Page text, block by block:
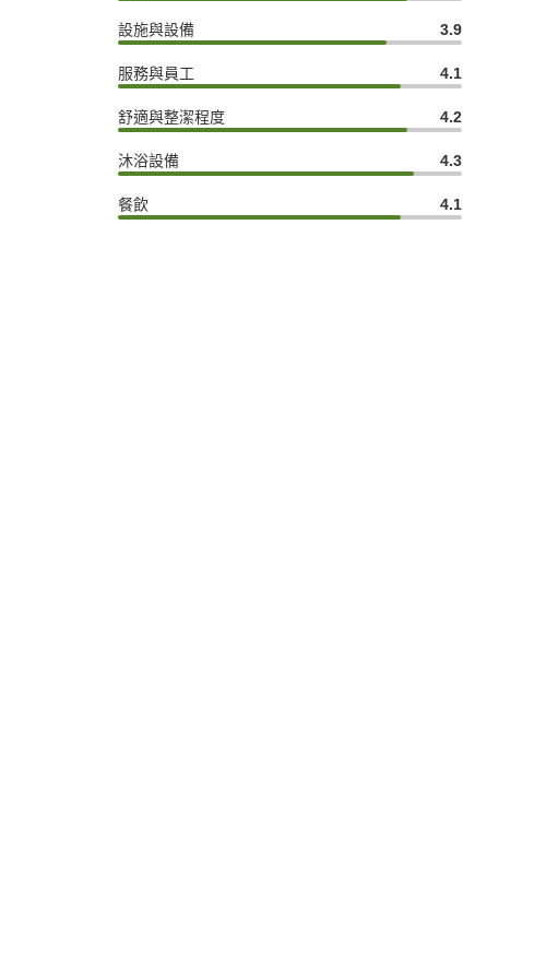
設施與設備 3.9
服務與員工 4.1
舒適與整潔程度 4.2
沐浴設備 4.3
餐飲 4.1